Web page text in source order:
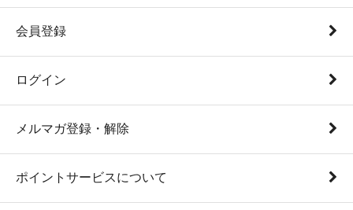
会員登録
ログイン
メルマガ登録・解除
ポイントサービスについて